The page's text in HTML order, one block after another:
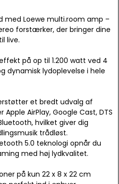
med Loewe multi.room amp –
forstærker, der bringer dine
live.
på op til 1.200 watt ved 4
dynamisk lydoplevelse i hele
et bredt udvalg af
AirPlay, Google Cast, DTS
hvilket giver dig
trådløst.
5.0 teknologi opnår du
med høj lydkvalitet.
på kun 22 x 8 x 22 cm